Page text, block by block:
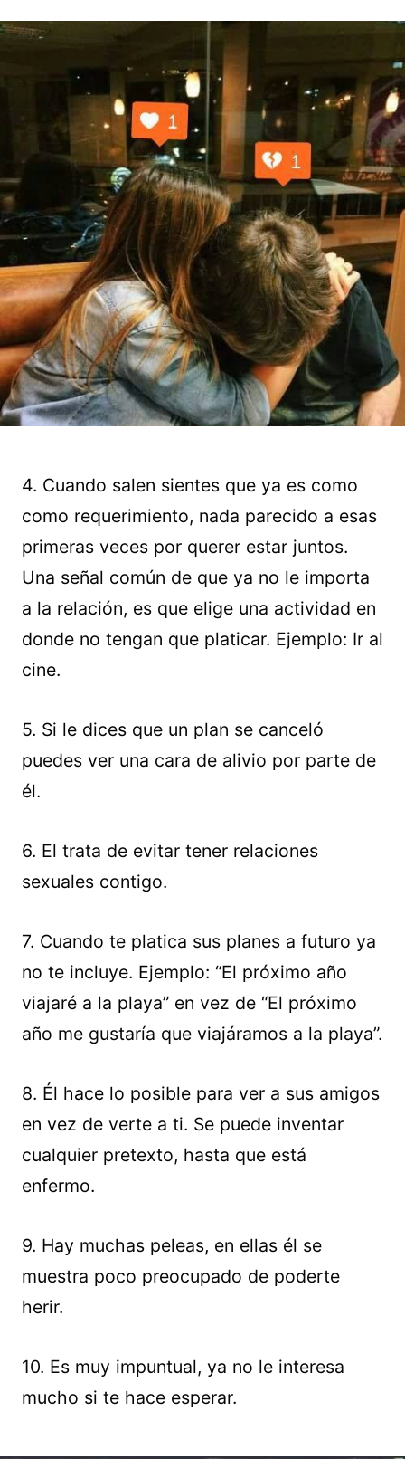
4. Cuando salen sientes que ya es como
como requerimiento, nada parecido a esas
primeras veces por querer estar juntos.
Una señal común de que ya no le importa
a la relación, es que elige una actividad en
donde no tengan que platicar. Ejemplo: Ir al
cine.
5. Si le dices que un plan se canceló
puedes ver una cara de alivio por parte de
él.
6. El trata de evitar tener relaciones
sexuales contigo.
7. Cuando te platica sus planes a futuro ya
no te incluye. Ejemplo: “El próximo año
viajaré a la playa” en vez de “El próximo
año me gustaría que viajáramos a la playa”.
8. Él hace lo posible para ver a sus amigos
en vez de verte a ti. Se puede inventar
cualquier pretexto, hasta que está
enfermo.
9. Hay muchas peleas, en ellas él se
muestra poco preocupado de poderte
herir.
10. Es muy impuntual, ya no le interesa
mucho si te hace esperar.